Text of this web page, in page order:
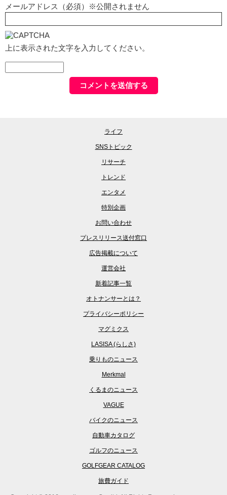
メールアドレス（必須）※公開されません
上に表示された文字を入力してください。
ライフ
SNSトピック
リサーチ
トレンド
エンタメ
特別企画
お問い合わせ
プレスリリース送付窓口
広告掲載について
運営会社
新着記事一覧
オトナンサーとは？
プライバシーポリシー
マグミクス
LASISA (らしさ)
乗りものニュース
Merkmal
くるまのニュース
VAGUE
バイクのニュース
自動車カタログ
ゴルフのニュース
GOLFGEAR CATALOG
旅費ガイド